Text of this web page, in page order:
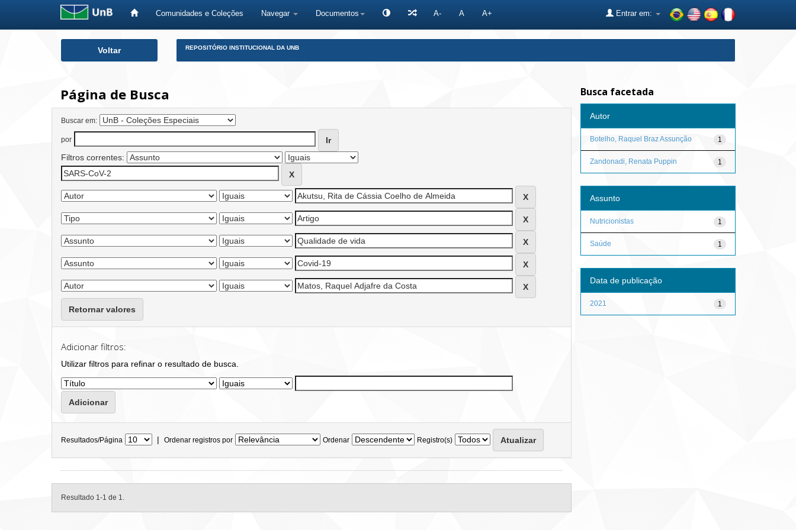
Comunidades e Coleções Navegar Documentos A- A A+ Entrar em:
Voltar REPOSITÓRIO INSTITUCIONAL DA UNB
Página de Busca
Buscar em:
por
Filtros correntes:
Retornar valores
Adicionar filtros:
Utilizar filtros para refinar o resultado de busca.
Resultados/Página | Ordenar registros por Ordenar Registro(s)
Resultado 1-1 de 1.
Busca facetada
Autor
1
Botelho, Raquel Braz Assunção
1
Zandonadi, Renata Puppin
Assunto
1
Nutricionistas
1
Saúde
Data de publicação
1
2021